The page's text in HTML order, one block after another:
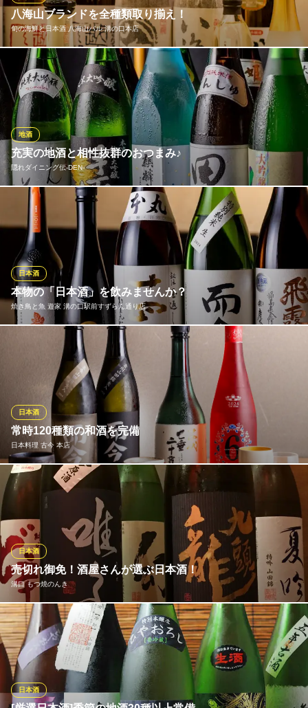
完全個室居酒屋 九州地鶏 3時間食べ飲放 鶏のまるよし 溝の
口店
炭火焼鳥と厳選日本酒
東急大井町線溝の口駅 徒歩5分
神奈川県川崎市高津区溝口1-12-18 志村ビル2F
八海山ブランドを全種類取り揃え！
旬の海鮮と日本酒 八海山バル 溝の口本店
新潟県で丹精込めて作られる銘酒「八海山」。長年培った技術と
水・雪・大地が最高の酒を作り上げております。銘柄により口当
たりも違い、季節により限定の品種もございます。当店ではその
八海山ブランドを全種類取り揃えております。越後の大地が生ん
だ銘酒を是非ご賞味ください。
旬の海鮮と日本酒 八海山バル 溝の口本店
新潟地酒と創作和食料理
東急田園都市線溝の口駅東口 徒歩1分
神奈川県川崎市高津区溝口1-8-3 Mizonokuchi exビル6F
充実の地酒と相性抜群のおつまみ♪
隠れダイニング伝‐DEN‐
地酒
当店では、全国から厳選した12種類以上のプレミアムな地酒を豊
富にご用意しています。それぞれの日本酒に合うおつまみも充実
しており、炭火焼きや低温調理のレバ刺し、鮮度抜群の旬のお刺
身が絶妙にマッチ。地酒とおつまみの組み合わせで、忘れること
のできない深い味わいをお楽しみください。
隠れダイニング伝‐DEN‐
食を彩る和風居酒屋
東急大井町線溝の口駅 徒歩2分
神奈川県川崎市高津区溝口1-11-22 3F
本物の「日本酒」を飲みませんか？
焼き鳥と魚 遊家 溝の口駅前すずらん通り店
日本酒
当店のお料理と日本酒のマリア―ジュ・今は「日本酒」がとても
美味しいんです！大好きな方も、これからという方も是非「遊
家」にお越し下さい！必ずや貴方にとっての「最高の1本」が見つ
かるはずでしょう！
焼き鳥と魚 遊家 溝の口駅前すずらん通り店
地鶏料理 旬鮮刺身 鍋
ＪＲ南武線武蔵溝ノ口駅 徒歩2分
神奈川県川崎市高津区溝口1-12-8
常時120種類の和酒を完備
日本料理 古今 本店
日本酒
有名酒販店出身の酒番頭がセレクトするこだわりの和酒を常時120
種類程度完備しております。 酒屋時代に培った知識でお酒の味わ
いだけでなく、蔵元の人柄まで色々なお酒の選び方を提案させて
頂きます！ また、古今のブログで銘柄紹介しています！ぜひご覧
くださいhttp://ameblo.jp/kokon315/entry-11977326692.html
日本料理 古今 本店
日本料理
東急田園都市線溝の口駅 徒歩5分
神奈川県川崎市高津区久本3-2-18 Mビルコーポ1F
売切れ御免！酒屋さんが選ぶ日本酒！
溝口 もつ焼のんき
日本酒
もつ焼きによく合う日本酒も豊富にそろえております！酒屋さん
が選んだお酒でより素敵な1日になること間違いなしです!!
溝口 もつ焼のんき
溝の口×個室×掘り炬燵
東急田園都市線溝の口駅南口 徒歩2分
日本酒